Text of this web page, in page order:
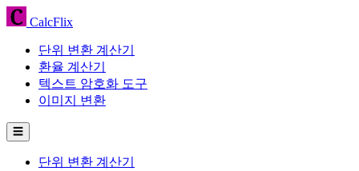
CalcFlix
단위 변환 계산기
환율 계산기
텍스트 암호화 도구
이미지 변환
☰
단위 변환 계산기